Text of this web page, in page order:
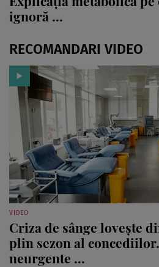
ignoră ...
RECOMANDARI VIDEO
VIDEO
Criza de sânge lovește
plin sezon al
neurgente ...